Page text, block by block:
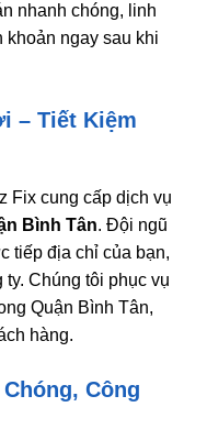
nhanh chóng, linh
khoản ngay sau khi
– Tiết Kiệm
Fix cung cấp dịch vụ
Bình Tân. Đội ngũ
tiếp địa chỉ của bạn,
Chúng tôi phục vụ
Quận Bình Tân,
hàng.
Công